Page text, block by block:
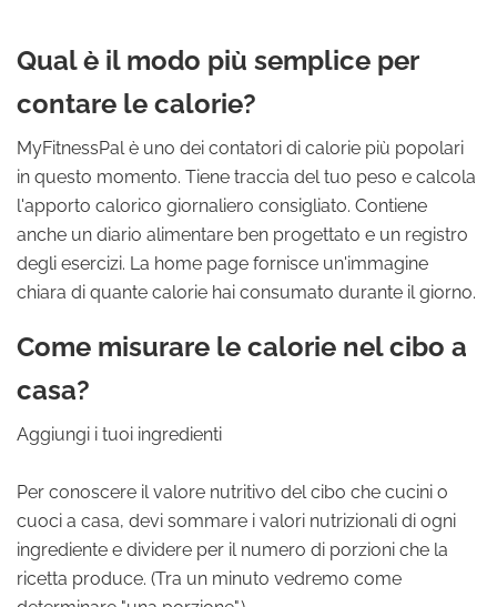
Qual è il modo più semplice per
contare le calorie?
MyFitnessPal è uno dei contatori di calorie più popolari
in questo momento. Tiene traccia del tuo peso e calcola
l'apporto calorico giornaliero consigliato. Contiene
anche un diario alimentare ben progettato e un registro
degli esercizi. La home page fornisce un'immagine
chiara di quante calorie hai consumato durante il giorno.
Come misurare le calorie nel cibo a
casa?
Aggiungi i tuoi ingredienti
Per conoscere il valore nutritivo del cibo che cucini o
cuoci a casa, devi sommare i valori nutrizionali di ogni
ingrediente e dividere per il numero di porzioni che la
ricetta produce. (Tra un minuto vedremo come